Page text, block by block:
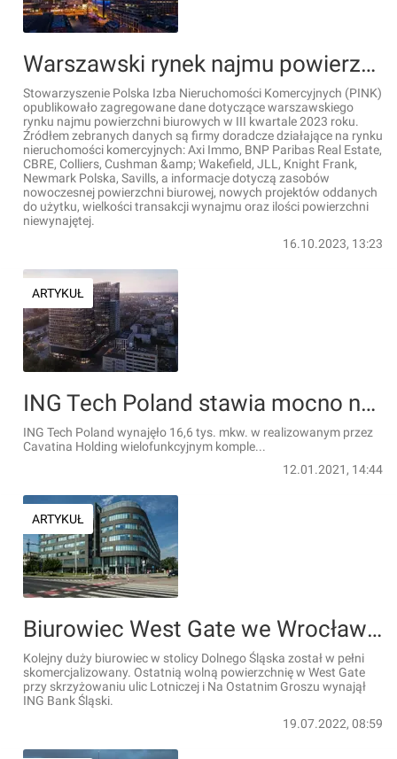
Warszawski rynek najmu powierzchni biurowych – nowe dane PINK
Stowarzyszenie Polska Izba Nieruchomości Komercyjnych (PINK)
opublikowało zagregowane dane dotyczące warszawskiego
rynku najmu powierzchni biurowych w III kwartale 2023 roku.
Źródłem zebranych danych są firmy doradcze działające na rynku
nieruchomości komercyjnych: Axi Immo, BNP Paribas Real Estate,
CBRE, Colliers, Cushman &amp; Wakefield, JLL, Knight Frank,
Newmark Polska, Savills, a informacje dotyczą zasobów
nowoczesnej powierzchni biurowej, nowych projektów oddanych
do użytku, wielkości transakcji wynajmu oraz ilości powierzchni
niewynajętej.
16.10.2023, 13:23
ARTYKUŁ
ING Tech Poland stawia mocno na Katowice. Będą nowe miejsca pracy
ING Tech Poland wynajęło 16,6 tys. mkw. w realizowanym przez
Cavatina Holding wielofunkcyjnym komple...
12.01.2021, 14:44
ARTYKUŁ
Biurowiec West Gate we Wrocławiu został w całości wynajęty
Kolejny duży biurowiec w stolicy Dolnego Śląska został w pełni
skomercjalizowany. Ostatnią wolną powierzchnię w West Gate
przy skrzyżowaniu ulic Lotniczej i Na Ostatnim Groszu wynajął
ING Bank Śląski.
19.07.2022, 08:59